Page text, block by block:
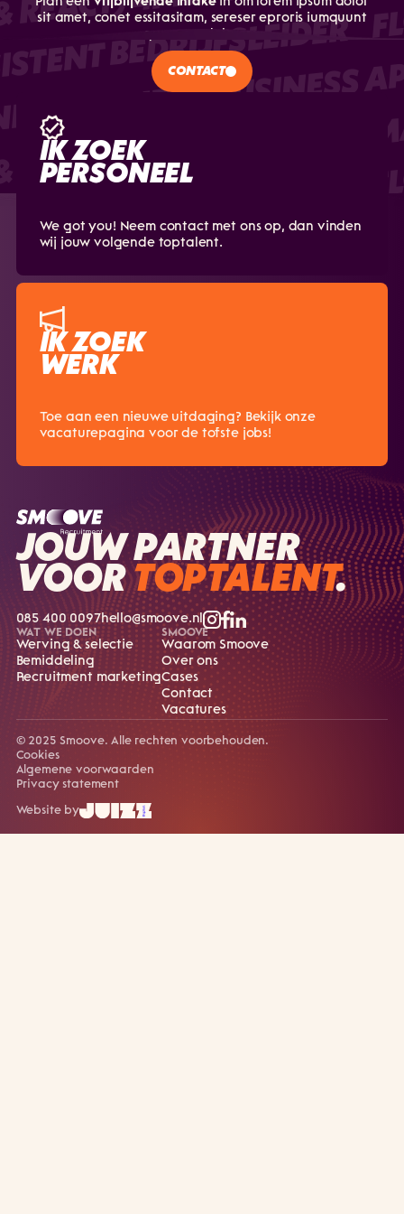
sit amet, conet essitasitam, sereser eproris iumquunt
quam est dolorem.
CONTACT
4FTE
BEDRIJFSLEIDER
)
BUSINESS
4FTE
BEDRIJFSLEIDER
)
BUSINESS
4FTE
IK ZOEK
PERSONEEL
We got you! Neem contact met ons op, dan vinden
wij jouw volgende toptalent.
IK ZOEK
WERK
Toe aan een nieuwe uitdaging? Bekijk onze
vacaturepagina voor de tofste jobs!
JOUW PARTNER
VOORTOPTALENT.
085 400 0097hello@smoove.nl
WAT WE DOEN
Werving & selectie
Bemiddeling
Recruitment marketing
SMOOVE
Waarom Smoove
Over ons
Cases
Contact
Vacatures
© 2025 Smoove. Alle rechten voorbehouden.
Cookies
Algemene voorwaarden
Privacy statement
Website by